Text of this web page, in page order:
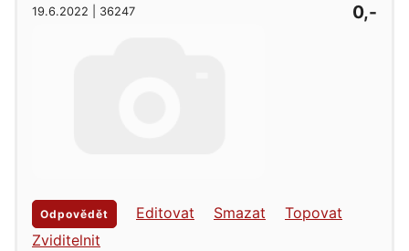
19.6.2022 | 36247
0,-
Odpovědět Editovat Smazat
Topovat
Zviditelnit